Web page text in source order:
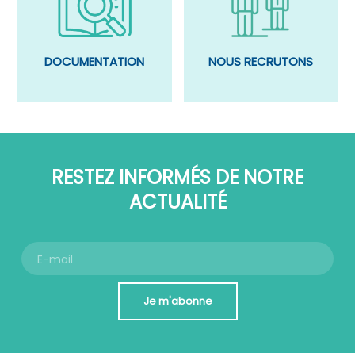
DOCUMENTATION NOUS RECRUTONS
RESTEZ INFORMÉS DE NOTRE
ACTUALITÉ
Je m'abonne